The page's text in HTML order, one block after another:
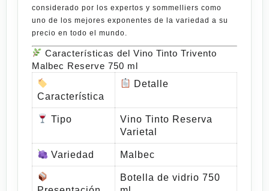
considerado por los expertos y sommelliers como
uno de los mejores exponentes de la variedad a su
precio en todo el mundo.
Características del Vino Tinto Trivento
Malbec Reserve 750 ml
Característica
Detalle
Tipo
Vino Tinto Reserva
Varietal
Variedad Malbec
Botella de vidrio 750